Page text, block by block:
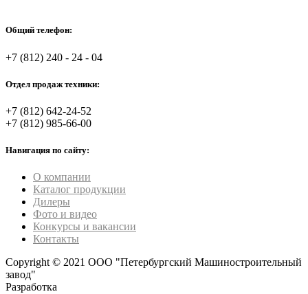
Общий телефон:
+7 (812) 240 - 24 - 04
Отдел продаж техники:
+7 (812) 642-24-52
+7 (812) 985-66-00
Навигация по сайту:
О компании
Каталог продукции
Дилеры
Фото и видео
Конкурсы и вакансии
Контакты
Copyright © 2021 ООО "Петербургский Машиностроительный
завод"
Разработка